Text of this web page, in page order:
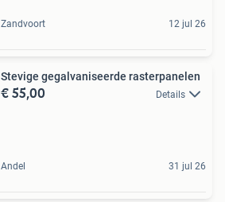
Zandvoort 12 jul 26
Stevige gegalvaniseerde rasterpanelen
€ 55,00 Details
Andel 31 jul 26